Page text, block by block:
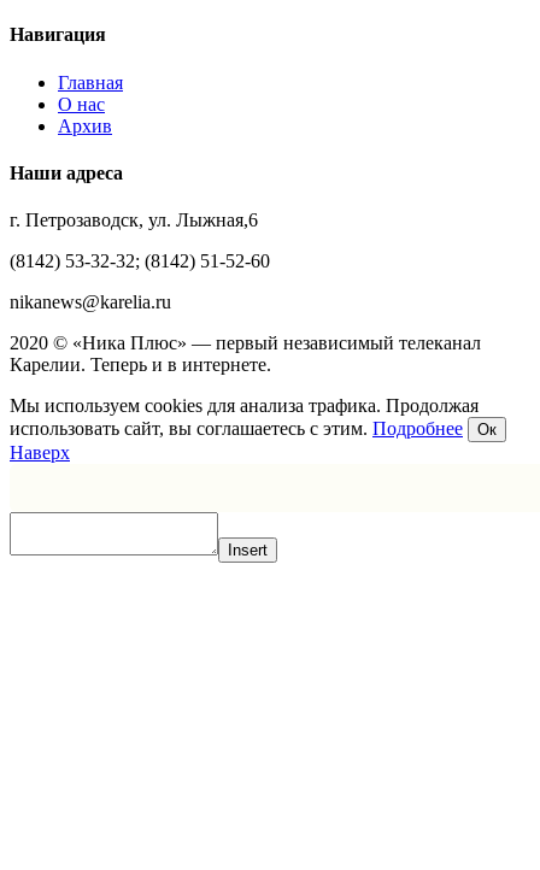
Навигация
Главная
О нас
Архив
Наши адреса
г. Петрозаводск, ул. Лыжная,6
(8142) 53-32-32; (8142) 51-52-60
nikanews@karelia.ru
2020 © «Ника Плюс» — первый независимый телеканал
Карелии. Теперь и в интернете.
Мы используем cookies для анализа трафика. Продолжая
использовать сайт, вы соглашаетесь с этим. Подробнее Ок
Наверх
Insert